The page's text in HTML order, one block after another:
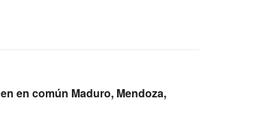
en común Maduro, Mendoza,